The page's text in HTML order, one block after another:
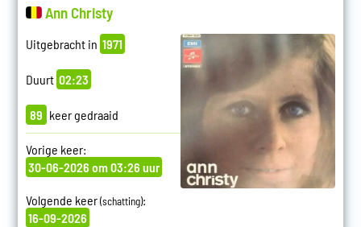
Ann Christy
Uitgebracht in 1971
Duurt 02:23
89 keer gedraaid
Vorige keer:
30-06-2026 om 03:26 uur
Volgende keer(schatting):
16-09-2026